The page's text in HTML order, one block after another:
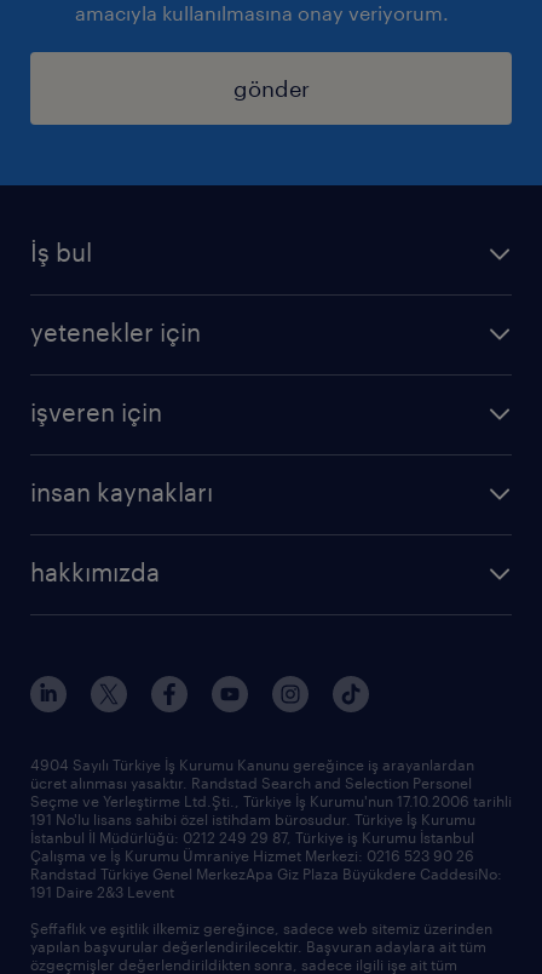
amacıyla kullanılmasına onay veriyorum.
gönder
İş bul
bize katılın
yetenekler için
profesyonel
işveren için
profesyonel
insan kaynakları
hakkımızda
tarihçe
sponsorluklarımız
haberler ve duyurular
ofislerimiz
4904 Sayılı Türkiye İş Kurumu Kanunu gereğince iş arayanlardan
ücret alınması yasaktır. Randstad Search and Selection Personel
Seçme ve Yerleştirme Ltd.Şti., Türkiye İş Kurumu'nun 17.10.2006 tarihli
191 No'lu lisans sahibi özel istihdam bürosudur. Türkiye İş Kurumu
İstanbul İl Müdürlüğü: 0212 249 29 87, Türkiye iş Kurumu İstanbul
Çalışma ve İş Kurumu Ümraniye Hizmet Merkezi: 0216 523 90 26
Randstad Türkiye Genel MerkezApa Giz Plaza Büyükdere CaddesiNo:
191 Daire 2&3 Levent
Şeffaflık ve eşitlik ilkemiz gereğince, sadece web sitemiz üzerinden
yapılan başvurular değerlendirilecektir. Başvuran adaylara ait tüm
özgeçmişler değerlendirildikten sonra, sadece ilgili işe ait tüm